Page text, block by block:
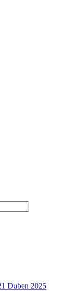
Duben 2025